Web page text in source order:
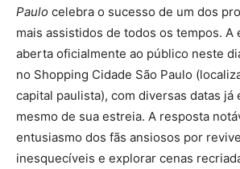
Paulo celebra o sucesso de um dos
mais assistidos de todos os tempos. A
aberta oficialmente ao público neste
no Shopping Cidade São Paulo
capital paulista), com diversas datas já
mesmo de sua estreia. A resposta
entusiasmo dos fãs ansiosos por
inesquecíveis e explorar cenas